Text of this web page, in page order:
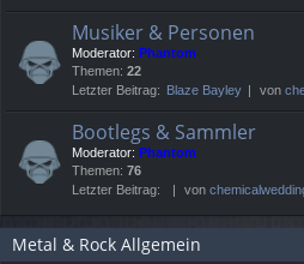
Musiker & Personen
Moderator: Phantom
Themen: 22
Letzter Beitrag: Blaze Bayley von
Bootlegs & Sammler
Moderator: Phantom
Themen: 76
Letzter Beitrag:
von
Metal & Rock Allgemein